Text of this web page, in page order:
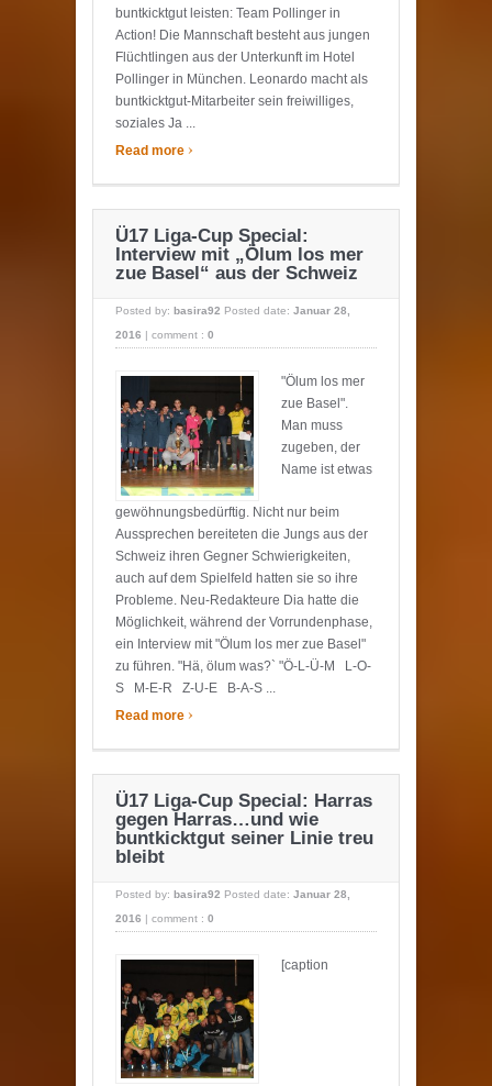
buntkicktgut leisten: Team Pollinger in
Action! Die Mannschaft besteht aus jungen
Flüchtlingen aus der Unterkunft im Hotel
Pollinger in München. Leonardo macht als
buntkicktgut-Mitarbeiter sein freiwilliges,
soziales Ja ...
Read more ›
Ü17 Liga-Cup Special:
Interview mit „Ölum los mer
zue Basel“ aus der Schweiz
Posted by: basira92 Posted date: Januar 28,
2016 | comment : 0
"Ölum los mer
zue Basel".
Man muss
zugeben, der
Name ist etwas
gewöhnungsbedürftig. Nicht nur beim
Aussprechen bereiteten die Jungs aus der
Schweiz ihren Gegner Schwierigkeiten,
auch auf dem Spielfeld hatten sie so ihre
Probleme. Neu-Redakteure Dia hatte die
Möglichkeit, während der Vorrundenphase,
ein Interview mit "Ölum los mer zue Basel"
zu führen. "Hä, ölum was?` "Ö-L-Ü-M L-O-
S M-E-R Z-U-E B-A-S ...
Read more ›
Ü17 Liga-Cup Special: Harras
gegen Harras…und wie
buntkicktgut seiner Linie treu
bleibt
Posted by: basira92 Posted date: Januar 28,
2016 | comment : 0
[caption